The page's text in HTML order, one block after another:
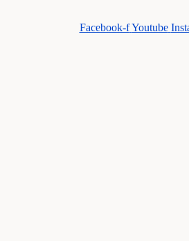
Facebook-f Youtube